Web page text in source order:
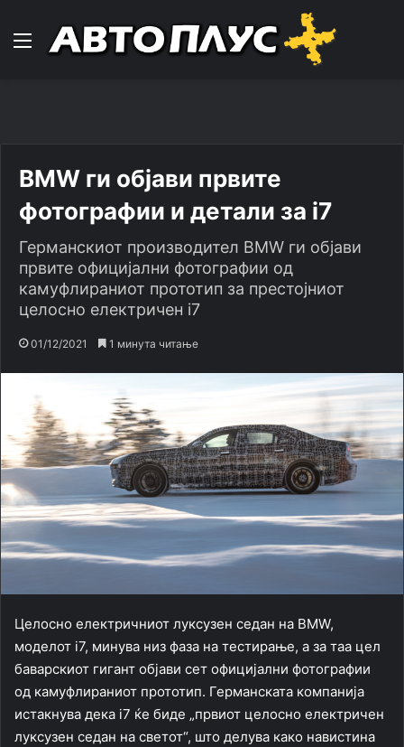
Навигација
BMW ги објави првите
фотографии и детали за i7
Германскиот производител BMW ги објави
првите официјални фотографии од
камуфлираниот прототип за престојниот
целосно електричен i7
01/12/2021 1 минута читање
Целосно електричниот луксузен седан на BMW,
моделот i7, минува низ фаза на тестирање, а за таа цел
баварскиот гигант објави сет официјални фотографии
од камуфлираниот прототип. Германската компанија
истакнува дека i7 ќе биде „првиот целосно електричен
луксузен седан на светот“, што делува како навистина